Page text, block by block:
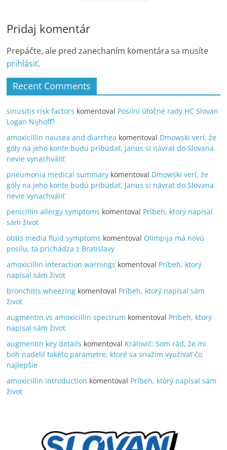
Pridaj komentár
Prepáčte, ale pred zanechaním komentára sa musíte
prihlásiť.
Recent Comments
sinusitis risk factors komentoval Posilní útočné rady HC Slovan
Logan Nijhoff?
amoxicillin nausea and diarrhea komentoval Dmowski verí, že
góly na jeho konte budú pribúdať, Janus si návrat do Slovana
nevie vynachváliť
pneumonia medical summary komentoval Dmowski verí, že
góly na jeho konte budú pribúdať, Janus si návrat do Slovana
nevie vynachváliť
penicillin allergy symptoms komentoval Príbeh, ktorý napísal
sám život
otitis media fluid symptoms komentoval Olimpija má novú
posilu, tá prichádza z Bratislavy
amoxicillin interaction warnings komentoval Príbeh, ktorý
napísal sám život
bronchitis wheezing komentoval Príbeh, ktorý napísal sám
život
augmentin vs amoxicillin spectrum komentoval Príbeh, ktorý
napísal sám život
augmentin key details komentoval Královič: Som rád, že mi
boh nadelil takéto parametre, ktoré sa snažím využívať čo
najlepšie
amoxicillin introduction komentoval Príbeh, ktorý napísal sám
život